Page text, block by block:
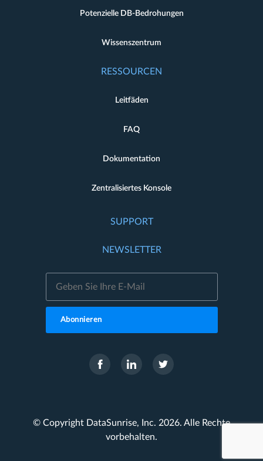
Potenzielle DB-Bedrohungen
Wissenszentrum
RESSOURCEN
Leitfäden
FAQ
Dokumentation
Zentralisiertes Konsole
SUPPORT
NEWSLETTER
Abonnieren
© Copyright DataSunrise, Inc. 2026. Alle Rechte
vorbehalten.